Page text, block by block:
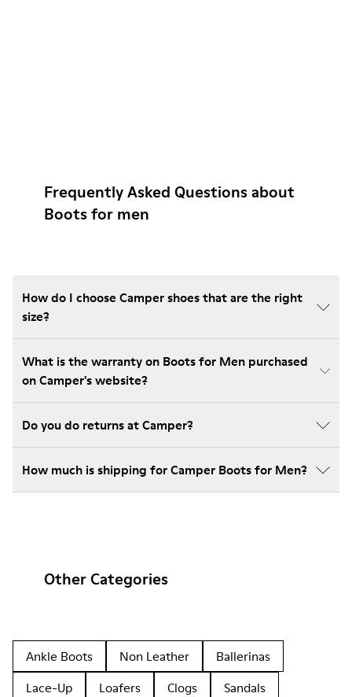
Frequently Asked Questions about
Boots for men
How do I choose Camper shoes that are the right
size?
What is the warranty on Boots for Men purchased
on Camper's website?
Do you do returns at Camper?
How much is shipping for Camper Boots for Men?
Other Categories
Ankle Boots Non Leather
Ballerinas
Lace-Up
Loafers Clogs
Sandals